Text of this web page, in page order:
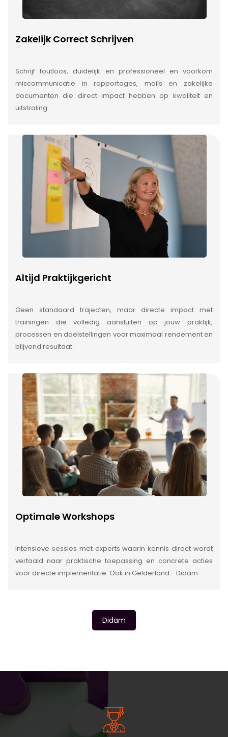
Zakelijk Correct Schrijven
Schrijf foutloos, duidelijk en professioneel en voorkom
miscommunicatie in rapportages, mails en zakelijke
documenten die direct impact hebben op kwaliteit en
uitstraling.
Altijd Praktijkgericht
Geen standaard trajecten, maar directe impact met
trainingen die volledig aansluiten op jouw praktijk,
processen en doelstellingen voor maximaal rendement en
blijvend resultaat.
Optimale Workshops
Intensieve sessies met experts waarin kennis direct wordt
vertaald naar praktische toepassing en concrete acties
voor directe implementatie. Ook in Gelderland - Didam
Didam
INSIDE INFORMATIE